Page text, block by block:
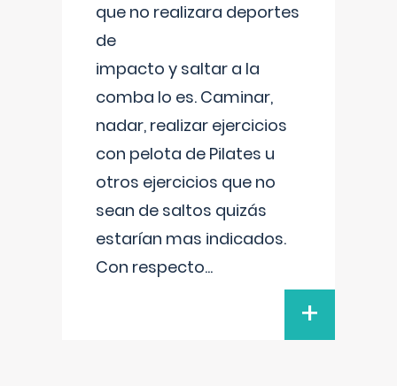
que no realizara deportes
de
impacto y saltar a la
comba lo es. Caminar,
nadar, realizar ejercicios
con pelota de Pilates u
otros ejercicios que no
sean de saltos quizás
estarían mas indicados.
Con respecto...
+